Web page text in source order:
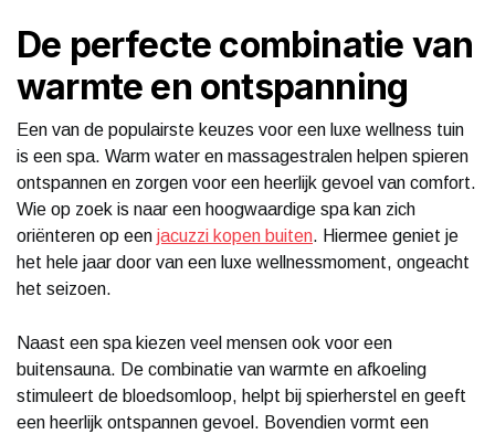
De perfecte combinatie van
warmte en ontspanning
Een van de populairste keuzes voor een luxe wellness tuin
is een spa. Warm water en massagestralen helpen spieren
ontspannen en zorgen voor een heerlijk gevoel van comfort.
Wie op zoek is naar een hoogwaardige spa kan zich
oriënteren op een jacuzzi kopen buiten. Hiermee geniet je
het hele jaar door van een luxe wellnessmoment, ongeacht
het seizoen.
Naast een spa kiezen veel mensen ook voor een
buitensauna. De combinatie van warmte en afkoeling
stimuleert de bloedsomloop, helpt bij spierherstel en geeft
een heerlijk ontspannen gevoel. Bovendien vormt een